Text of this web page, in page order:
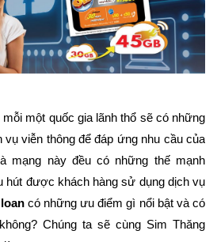
một quốc gia lãnh thổ sẽ có những
vụ viễn thông để đáp ứng nhu cầu của
mạng này đều có những thế mạnh
hút được khách hàng sử dụng dịch vụ
có những ưu điểm gì nổi bật và có
Chúng ta sẽ cùng Sim Thăng